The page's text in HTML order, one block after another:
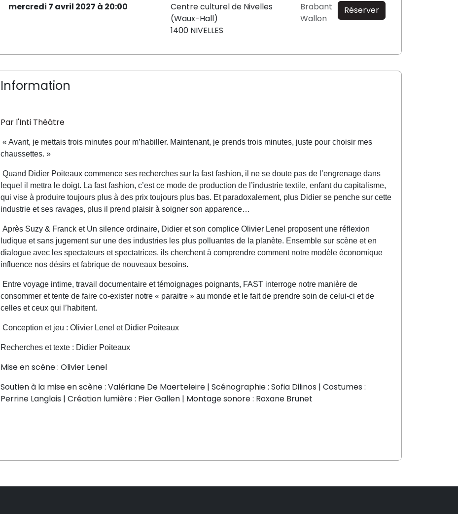
mercredi 7 avril 2027 à 20:00
Centre culturel de Nivelles
(Waux-Hall)
1400 NIVELLES
Brabant
Wallon
Réserver
Information
Par l'Inti Théâtre
« Avant, je mettais trois minutes pour m’habiller. Maintenant, je prends trois minutes, juste pour choisir mes
chaussettes. »
Quand Didier Poiteaux commence ses recherches sur la fast fashion, il ne se doute pas de l’engrenage dans
lequel il mettra le doigt. La fast fashion, c’est ce mode de production de l’industrie textile, enfant du capitalisme,
qui vise à produire toujours plus à des prix toujours plus bas. Et paradoxalement, plus Didier se penche sur cette
industrie et ses ravages, plus il prend plaisir à soigner son apparence…
Après Suzy & Franck et Un silence ordinaire, Didier et son complice Olivier Lenel proposent une réflexion
ludique et sans jugement sur une des industries les plus polluantes de la planète. Ensemble sur scène et en
dialogue avec les spectateurs et spectatrices, ils cherchent à comprendre comment notre modèle économique
influence nos désirs et fabrique de nouveaux besoins.
Entre voyage intime, travail documentaire et témoignages poignants, FAST interroge notre manière de
consommer et tente de faire co-exister notre « paraitre » au monde et le fait de prendre soin de celui-ci et de
celles et ceux qui l’habitent.
Conception et jeu : Olivier Lenel et Didier Poiteaux
Recherches et texte : Didier Poiteaux
Mise en scène : Olivier Lenel
Soutien à la mise en scène : Valériane De Maerteleire | Scénographie : Sofia Dilinos | Costumes :
Perrine Langlais | Création lumière : Pier Gallen | Montage sonore : Roxane Brunet